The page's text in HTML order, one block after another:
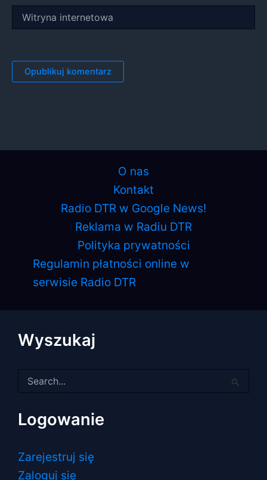
internetowa
O nas
Kontakt
Radio DTR w Google News!
Reklama w Radiu DTR
Polityka prywatności
Regulamin płatności online w
serwisie Radio DTR
Wyszukaj
dla:
Logowanie
Zarejestruj się
Zaloguj się